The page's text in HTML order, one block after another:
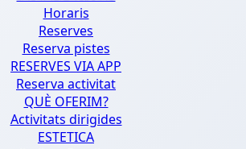
Horaris
Reserves
Reserva pistes
RESERVES VIA APP
Reserva activitat
QUÈ OFERIM?
Activitats dirigides
ESTETICA